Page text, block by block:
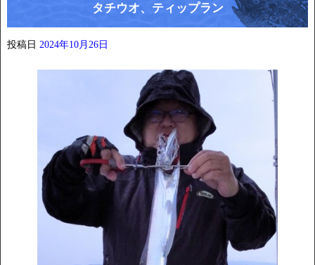
タチウオ、ティップラン
投稿日 2024年10月26日